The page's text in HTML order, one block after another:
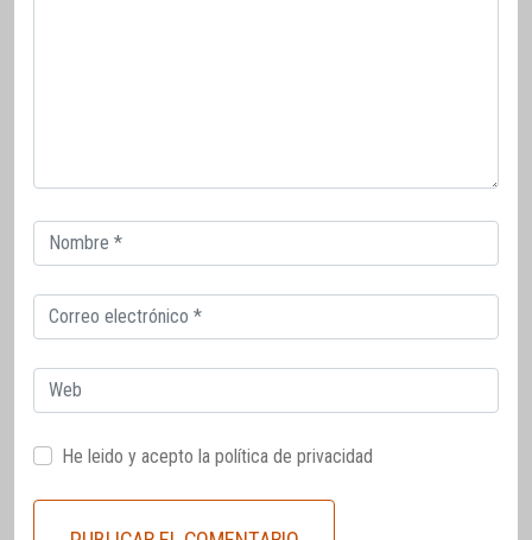
Correo
electrónico
Correo
electrónico
Web
He leido y acepto la política de privacidad